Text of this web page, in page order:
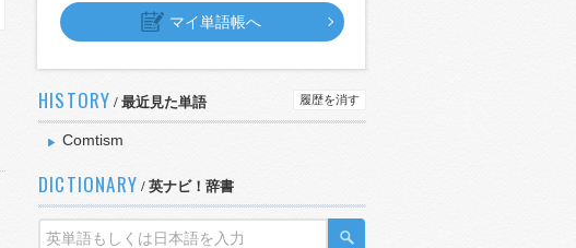
マイ単語帳へ
HISTORY / 最近見た単語 履歴を消す
Comtism
DICTIONARY / 英ナビ！辞書